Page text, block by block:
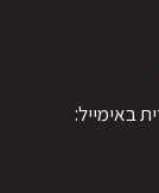
באימייל: